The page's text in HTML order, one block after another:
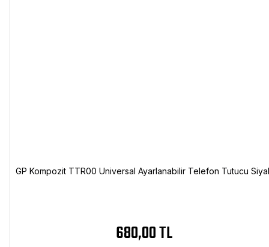
GP Kompozit TTR00 Universal Ayarlanabilir Telefon Tutucu
680,00 TL